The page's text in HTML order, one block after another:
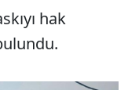
hak